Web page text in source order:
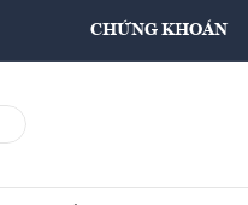
CHỨNG KHOÁN